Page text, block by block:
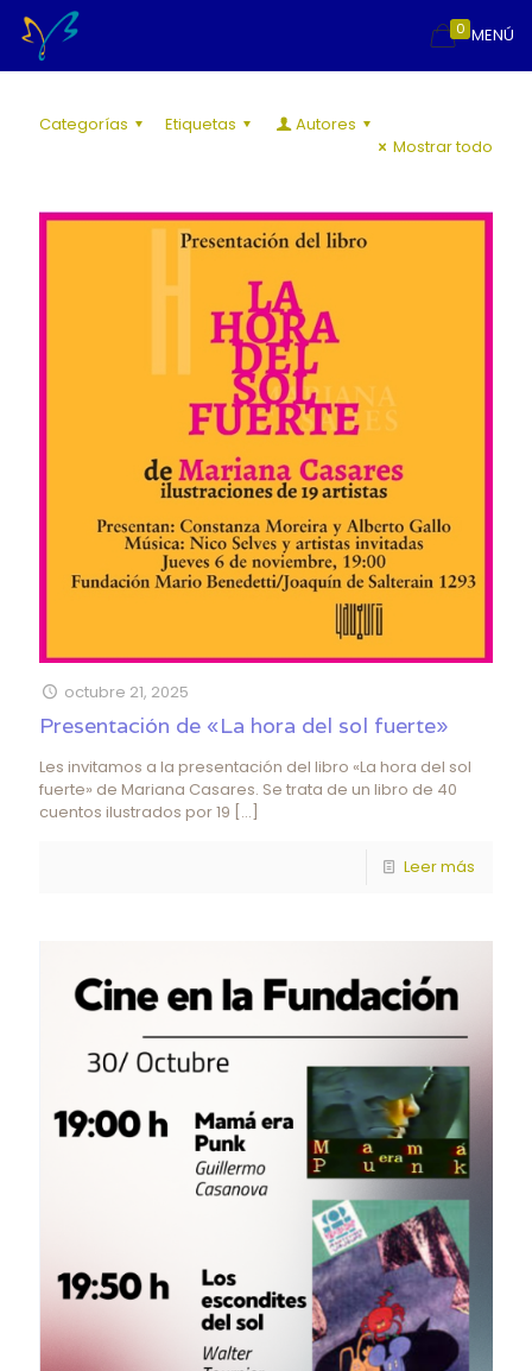
MENÚ
0
Categorías Etiquetas
Autores
Mostrar todo
octubre 21, 2025
Presentación de «La hora del sol fuerte»
Les invitamos a la presentación del libro «La hora del sol
fuerte» de Mariana Casares. Se trata de un libro de 40
cuentos ilustrados por 19 […]
Leer más